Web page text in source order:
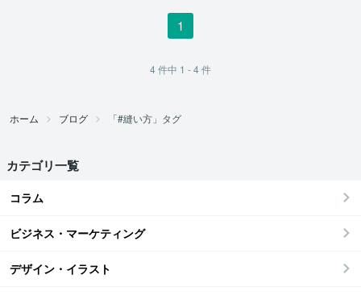
1
4件中 1 - 4件
ホーム ブログ 「#縫い方」タグ
カテゴリ一覧
コラム
ビジネス・マーケティング
デザイン・イラスト